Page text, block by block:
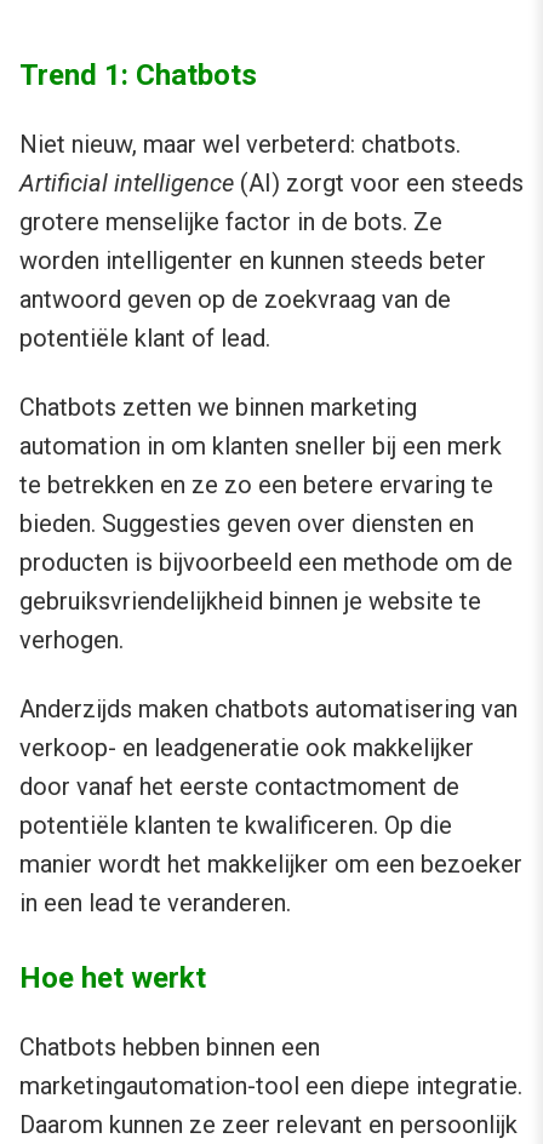
Trend 1: Chatbots
Niet nieuw, maar wel verbeterd: chatbots.
Artificial intelligence (AI) zorgt voor een steeds
grotere menselijke factor in de bots. Ze
worden intelligenter en kunnen steeds beter
antwoord geven op de zoekvraag van de
potentiële klant of lead.
Chatbots zetten we binnen marketing
automation in om klanten sneller bij een merk
te betrekken en ze zo een betere ervaring te
bieden. Suggesties geven over diensten en
producten is bijvoorbeeld een methode om de
gebruiksvriendelijkheid binnen je website te
verhogen.
Anderzijds maken chatbots automatisering van
verkoop- en leadgeneratie ook makkelijker
door vanaf het eerste contactmoment de
potentiële klanten te kwalificeren. Op die
manier wordt het makkelijker om een bezoeker
in een lead te veranderen.
Hoe het werkt
Chatbots hebben binnen een
marketingautomation-tool een diepe integratie.
Daarom kunnen ze zeer relevant en persoonlijk